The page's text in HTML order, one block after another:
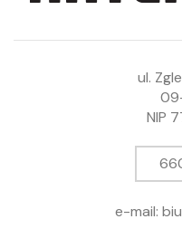
ul.
NIP
e-mail: